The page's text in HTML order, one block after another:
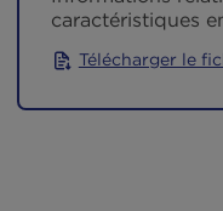
Filets
blancs